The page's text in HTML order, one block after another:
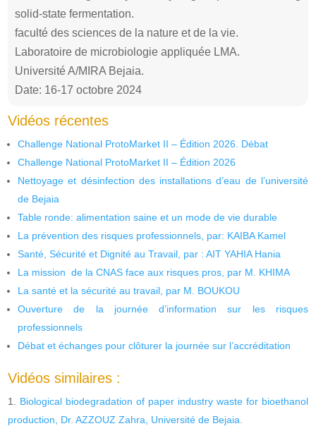
solid-state fermentation.
faculté des sciences de la nature et de la vie.
Laboratoire de microbiologie appliquée LMA.
Université A/MIRA Bejaia.
Date: 16-17 octobre 2024
Vidéos récentes
Challenge National ProtoMarket II – Édition 2026. Débat
Challenge National ProtoMarket II – Édition 2026
Nettoyage et désinfection des installations d’eau de l’université
de Bejaia
Table ronde: alimentation saine et un mode de vie durable
La prévention des risques professionnels, par: KAIBA Kamel
Santé, Sécurité et Dignité au Travail, par : AIT YAHIA Hania
La mission de la CNAS face aux risques pros, par M. KHIMA
La santé et la sécurité au travail, par M. BOUKOU
Ouverture de la journée d’information sur les risques
professionnels
Débat et échanges pour clôturer la journée sur l’accréditation
Vidéos similaires :
Biological biodegradation of paper industry waste for bioethanol
production, Dr. AZZOUZ Zahra, Université de Bejaia.